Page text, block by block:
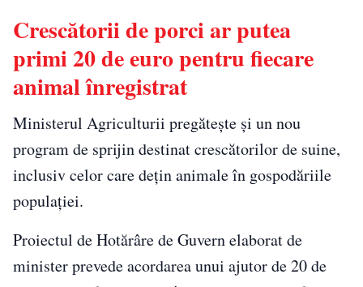
Crescătorii de porci ar putea
primi 20 de euro pentru fiecare
animal înregistrat
Ministerul Agriculturii pregătește și un nou
program de sprijin destinat crescătorilor de suine,
inclusiv celor care dețin animale în gospodăriile
populației.
Proiectul de Hotărâre de Guvern elaborat de
minister prevede acordarea unui ajutor de 20 de